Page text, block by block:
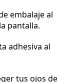
embalaje al
pantalla.
adhesiva al
tus ojos de